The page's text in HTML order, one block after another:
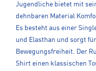
Jugendliche bietet mit
dehnbaren Material
Es besteht aus einer
und Elasthan und sorgt
Bewegungsfreiheit. Der
Shirt einen klassischen